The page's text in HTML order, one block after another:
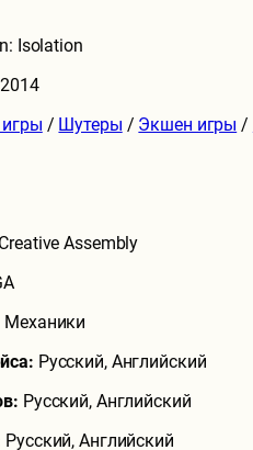
Isolation
2014
/ Шутеры / Экшен игры /
Creative Assembly
Механики
Русский, Английский
Русский, Английский
Русский, Английский